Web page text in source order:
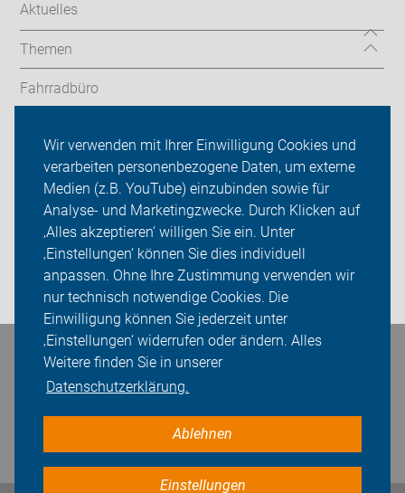
Wir verwenden mit Ihrer Einwilligung Cookies und
verarbeiten personenbezogene Daten, um externe
Medien (z.B. YouTube) einzubinden sowie für
Analyse- und Marketingzwecke. Durch Klicken auf
‚Alles akzeptieren‘ willigen Sie ein. Unter
‚Einstellungen‘ können Sie dies individuell
anpassen. Ohne Ihre Zustimmung verwenden wir
nur technisch notwendige Cookies. Die
Einwilligung können Sie jederzeit unter
‚Einstellungen‘ widerrufen oder ändern. Alles
Weitere finden Sie in unserer
Datenschutzerklärung.
Ablehnen
Einstellungen
Aktuelles
Themen
Fahrradbüro
ADFC Hamm
Sei dabei
Presse
Login
Bleiben Sie in Kontakt